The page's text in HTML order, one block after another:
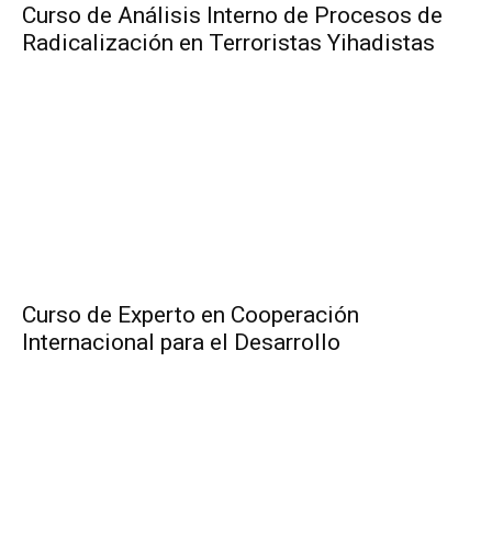
Curso de Análisis Interno de Procesos de
Radicalización en Terroristas Yihadistas
Curso de Experto en Cooperación
Internacional para el Desarrollo